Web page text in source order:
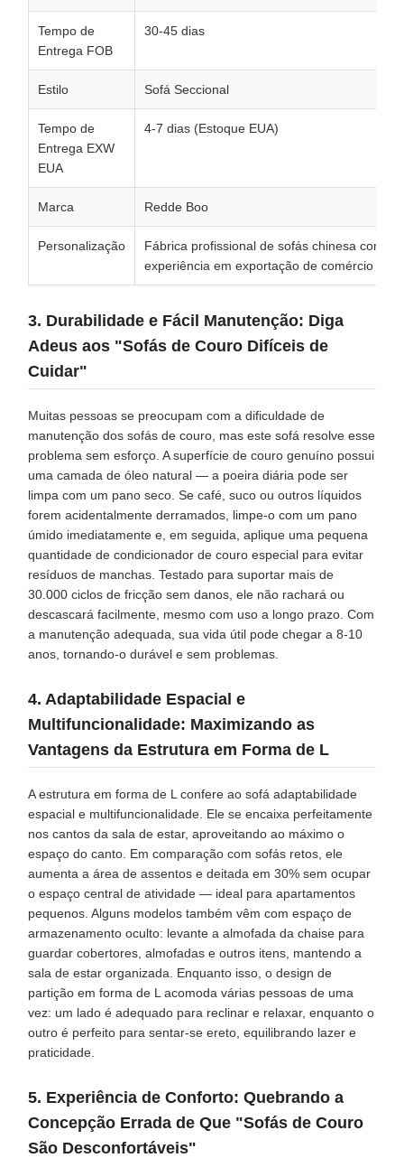
Tempo de
Entrega FOB
30-45 dias
Estilo Sofá Seccional
Tempo de
Entrega EXW
EUA
4-7 dias (Estoque EUA)
Marca Redde Boo
Personalização
Fábrica profissional de sofás chinesa com
experiência em exportação de comércio
3. Durabilidade e Fácil Manutenção: Diga
Adeus aos "Sofás de Couro Difíceis de
Cuidar"
Muitas pessoas se preocupam com a dificuldade de
manutenção dos sofás de couro, mas este sofá resolve esse
problema sem esforço. A superfície de couro genuíno possui
uma camada de óleo natural — a poeira diária pode ser
limpa com um pano seco. Se café, suco ou outros líquidos
forem acidentalmente derramados, limpe-o com um pano
úmido imediatamente e, em seguida, aplique uma pequena
quantidade de condicionador de couro especial para evitar
resíduos de manchas. Testado para suportar mais de
30.000 ciclos de fricção sem danos, ele não rachará ou
descascará facilmente, mesmo com uso a longo prazo. Com
a manutenção adequada, sua vida útil pode chegar a 8-10
anos, tornando-o durável e sem problemas.
4. Adaptabilidade Espacial e
Multifuncionalidade: Maximizando as
Vantagens da Estrutura em Forma de L
A estrutura em forma de L confere ao sofá adaptabilidade
espacial e multifuncionalidade. Ele se encaixa perfeitamente
nos cantos da sala de estar, aproveitando ao máximo o
espaço do canto. Em comparação com sofás retos, ele
aumenta a área de assentos e deitada em 30% sem ocupar
o espaço central de atividade — ideal para apartamentos
pequenos. Alguns modelos também vêm com espaço de
armazenamento oculto: levante a almofada da chaise para
guardar cobertores, almofadas e outros itens, mantendo a
sala de estar organizada. Enquanto isso, o design de
partição em forma de L acomoda várias pessoas de uma
vez: um lado é adequado para reclinar e relaxar, enquanto o
outro é perfeito para sentar-se ereto, equilibrando lazer e
praticidade.
5. Experiência de Conforto: Quebrando a
Concepção Errada de Que "Sofás de Couro
São Desconfortáveis"